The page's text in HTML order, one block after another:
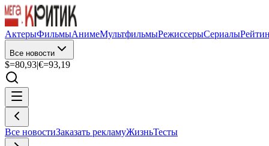
АктерыФильмыАнимеМультфильмыРежиссерыСериалы
Все новости
$=80,93|€=93,19
Все новостиЗаказать рекламуЖизньТесты